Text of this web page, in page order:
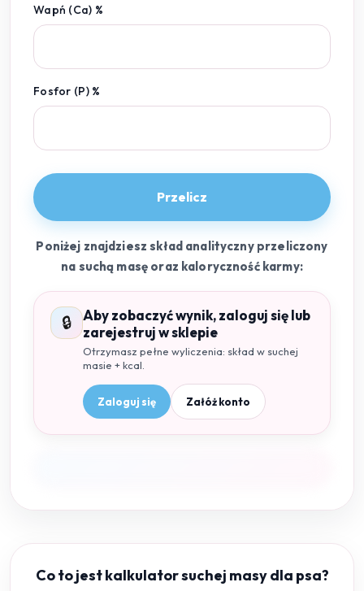
Wapń (Ca) %
Fosfor (P) %
Przelicz
Poniżej znajdziesz skład analityczny przeliczony
na suchą masę oraz kaloryczność karmy:
🔒
Aby zobaczyć wynik, zaloguj się lub
zarejestruj w sklepie
Otrzymasz pełne wyliczenia: skład w suchej
masie + kcal.
Zaloguj się Załóż konto
Co to jest kalkulator suchej masy dla psa?